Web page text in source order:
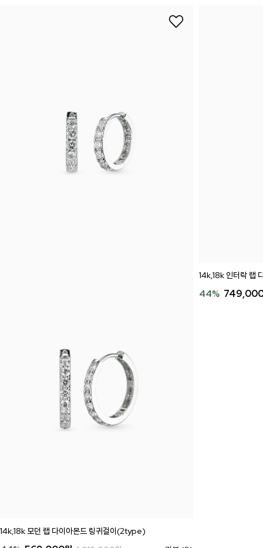
14k,18k 모던 랩 다이아몬드 링귀걸이(2type)
14k,18k 인터락 랩
44%